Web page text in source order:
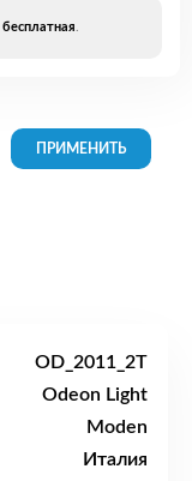
бесплатная.
OD_2011_2T
Odeon Light
Moden
Италия